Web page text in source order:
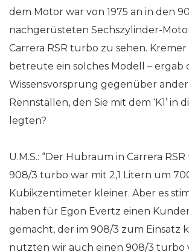
dem Motor war von 1975 an in den
nachgerüsteten Sechszylinder-
Carrera RSR turbo zu sehen. Kremer
betreute ein solches Modell – ergab
Wissensvorsprung gegenüber
Rennställen, den Sie mit dem ‘K1’ in
legten?
U.M.S.: “Der Hubraum in Carrera
908/3 turbo war mit 2,1 Litern um
Kubikzentimeter kleiner. Aber es
haben für Egon Evertz einen
gemacht, der im 908/3 zum Einsatz
nutzten wir auch einen 908/3 turbo